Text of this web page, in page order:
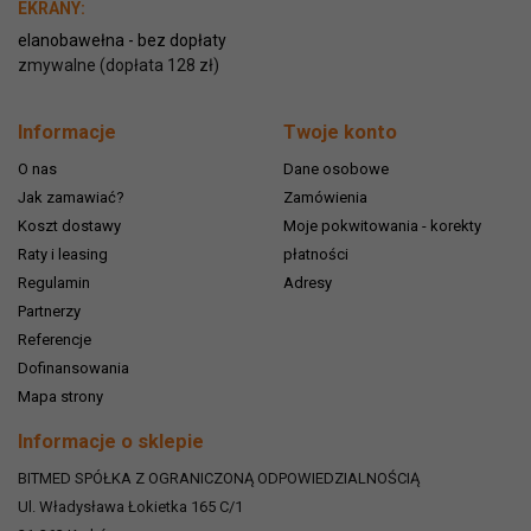
EKRANY:
elanobawełna - bez dopłaty
zmywalne (dopłata 128 zł)
Informacje
O nas
Jak zamawiać?
Koszt dostawy
Raty i leasing
Regulamin
Partnerzy
Referencje
Dofinansowania
Mapa strony
Twoje konto
Dane osobowe
Zamówienia
Moje pokwitowania - korekty
płatności
Adresy
Informacje o sklepie
BITMED SPÓŁKA Z OGRANICZONĄ ODPOWIEDZIALNOŚCIĄ
Ul. Władysława Łokietka 165 C/1